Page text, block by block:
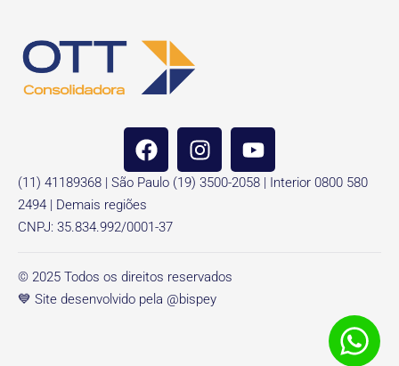
(11) 41189368 | São Paulo (19) 3500-2058 | Interior 0800 580
2494 | Demais regiões
CNPJ: 35.834.992/0001-37
© 2025 Todos os direitos reservados
💙 Site desenvolvido pela @bispey